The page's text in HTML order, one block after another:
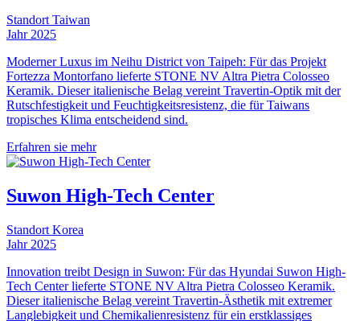
Standort Taiwan
Jahr 2025
Moderner Luxus im Neihu District von Taipeh: Für das Projekt
Fortezza Montorfano lieferte STONE NV Altra Pietra Colosseo
Keramik. Dieser italienische Belag vereint Travertin-Optik mit der
Rutschfestigkeit und Feuchtigkeitsresistenz, die für Taiwans
tropisches Klima entscheidend sind.
Erfahren sie mehr
Suwon High-Tech Center
Standort Korea
Jahr 2025
Innovation treibt Design in Suwon: Für das Hyundai Suwon High-
Tech Center lieferte STONE NV Altra Pietra Colosseo Keramik.
Dieser italienische Belag vereint Travertin-Ästhetik mit extremer
Langlebigkeit und Chemikalienresistenz für ein erstklassiges